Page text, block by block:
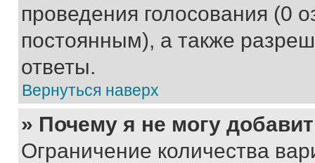
проведения голосования (0
постоянным), а также
ответы.
Вернуться наверх
» Почему я не могу
Ограничение количества